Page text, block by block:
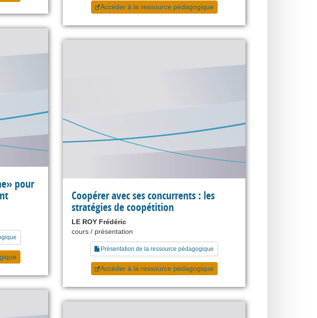
Accéder à la ressource pédagogique
pour
Coopérer avec ses concurrents : les
stratégies de coopétition
LE ROY Frédéric
cours / présentation
Présentation de la ressource pédagogique
Accéder à la ressource pédagogique